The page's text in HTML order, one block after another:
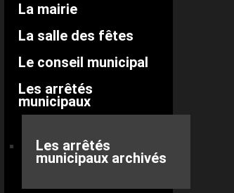
La mairie
La salle des fêtes
Le conseil municipal
Les arrêtés
municipaux
Les arrêtés
municipaux archivés